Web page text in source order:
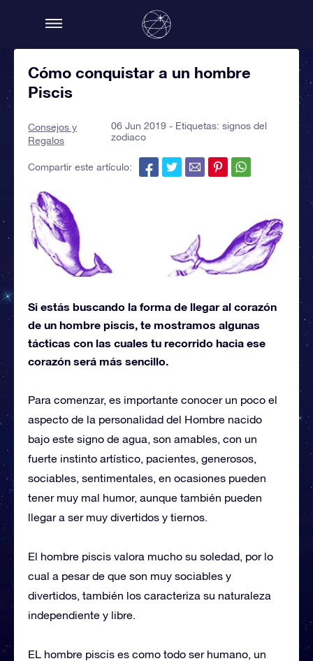
Cómo conquistar a un hombre
Piscis
Consejos y
Regalos
06 Jun 2019 - Etiquetas: signos del
zodiaco
Compartir este artículo:
Si estás buscando la forma de llegar al corazón
de un hombre piscis, te mostramos algunas
tácticas con las cuales tu recorrido hacia ese
corazón será más sencillo.
Para comenzar, es importante conocer un poco el
aspecto de la personalidad del Hombre nacido
bajo este signo de agua, son amables, con un
fuerte instinto artístico, pacientes, generosos,
sociables, sentimentales, en ocasiones pueden
tener muy mal humor, aunque también pueden
llegar a ser muy divertidos y tiernos.
El hombre piscis valora mucho su soledad, por lo
cual a pesar de que son muy sociables y
divertidos, también los caracteriza su naturaleza
independiente y libre.
EL hombre piscis es como todo ser humano, un